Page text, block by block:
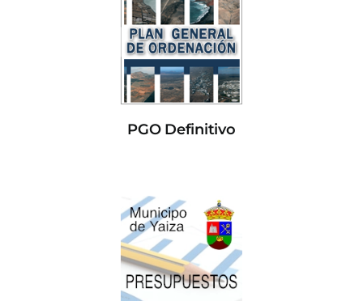
PGO Definitivo